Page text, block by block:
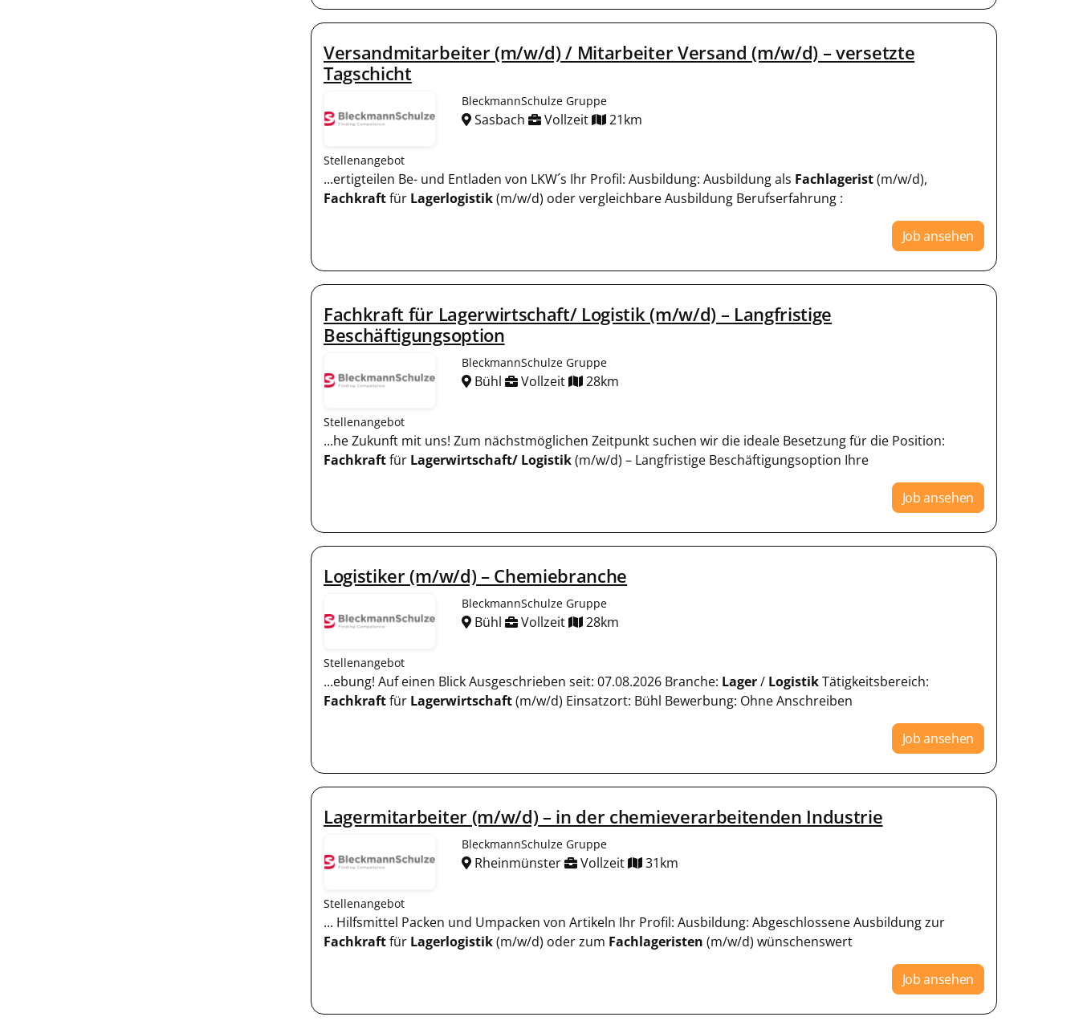
Versandmitarbeiter (m/w/d) / Mitarbeiter Versand (m/w/d) – versetzte
Tagschicht
BleckmannSchulze Gruppe
Sasbach Vollzeit 21km
Stellenangebot
...ertigteilen Be- und Entladen von LKW´s Ihr Profil: Ausbildung: Ausbildung als Fachlagerist(m/w/d),
Fachkraftfür Lagerlogistik(m/w/d) oder vergleichbare Ausbildung Berufserfahrung :
Job ansehen
Fachkraft für Lagerwirtschaft/ Logistik (m/w/d) – Langfristige
Beschäftigungsoption
BleckmannSchulze Gruppe
Bühl Vollzeit 28km
Stellenangebot
...he Zukunft mit uns! Zum nächstmöglichen Zeitpunkt suchen wir die ideale Besetzung für die Position:
Fachkraftfür Lagerwirtschaft/ Logistik(m/w/d) – Langfristige Beschäftigungsoption Ihre
Job ansehen
Logistiker (m/w/d) – Chemiebranche
BleckmannSchulze Gruppe
Bühl Vollzeit 28km
Stellenangebot
...ebung! Auf einen Blick Ausgeschrieben seit: 07.08.2026 Branche: Lager/ LogistikTätigkeitsbereich:
Fachkraftfür Lagerwirtschaft(m/w/d) Einsatzort: Bühl Bewerbung: Ohne Anschreiben
Job ansehen
Lagermitarbeiter (m/w/d) – in der chemieverarbeitenden Industrie
BleckmannSchulze Gruppe
Rheinmünster Vollzeit 31km
Stellenangebot
... Hilfsmittel Packen und Umpacken von Artikeln Ihr Profil: Ausbildung: Abgeschlossene Ausbildung zur
Fachkraftfür Lagerlogistik(m/w/d) oder zum Fachlageristen (m/w/d) wünschenswert
Job ansehen